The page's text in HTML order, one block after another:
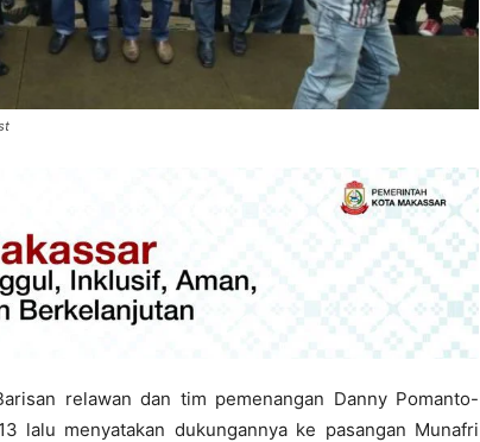
relawan dan tim pemenangan Danny Pomanto-
lalu menyatakan dukungannya ke pasangan Munafri